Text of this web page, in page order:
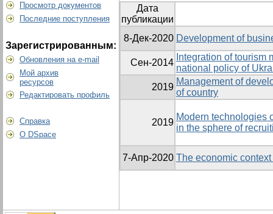
Просмотр документов
Последние поступления
Зарегистрированным:
Обновления на e-mail
Мой архив
ресурсов
Редактировать профиль
Справка
О DSpace
Дата
публикации
8-Дек-2020 Development of
Сен-2014
Integration of tourism
national policy of
2019
Management of
of country
2019
Modern technologies
in the sphere of
7-Апр-2020 The economic